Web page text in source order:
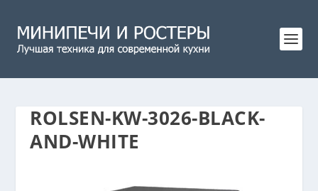
ROLSEN-KW-3026-BLACK-
AND-WHITE